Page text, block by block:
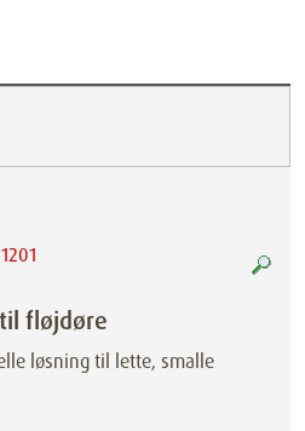
til fløjdøre
løsning til lette, smalle